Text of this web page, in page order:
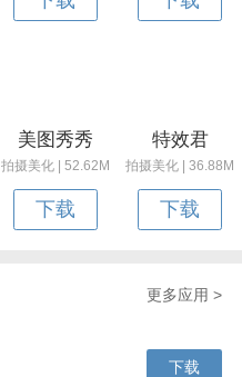
美图秀秀
拍摄美化 | 52.62M
下载
特效君
拍摄美化 | 36.88M
下载
更多应用 >
下载